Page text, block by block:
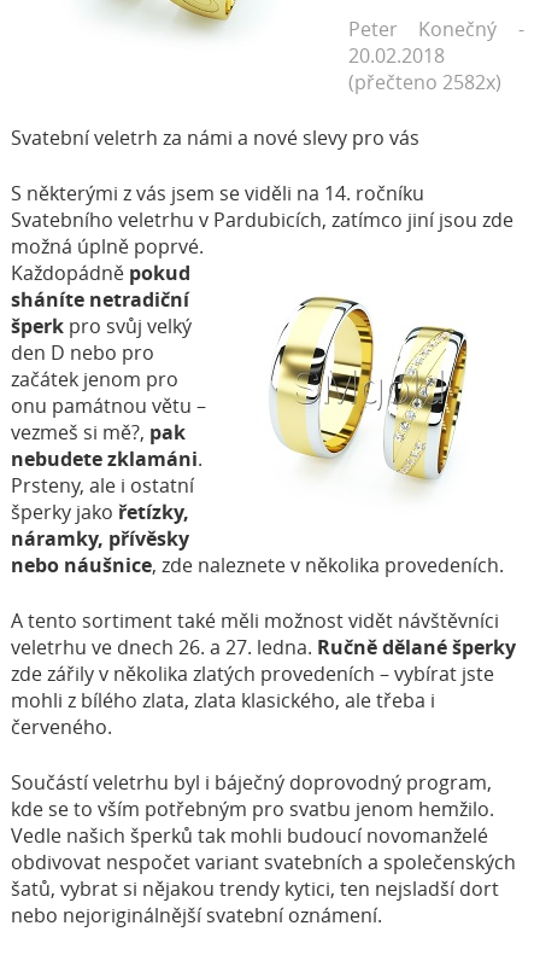
Peter Konečný -
20.02.2018
(přečteno 2582x)
Svatební veletrh za námi a nové slevy pro vás
S některými z vás jsem se viděli na 14. ročníku
Svatebního veletrhu v Pardubicích, zatímco jiní jsou zde
možná úplně poprvé.
Každopádně pokud
sháníte netradiční
šperkpro svůj velký
den D nebo pro
začátek jenom pro
onu památnou větu –
vezmeš si mě?, pak
nebudete zklamáni.
Prsteny, ale i ostatní
šperky jako řetízky,
náramky, přívěsky
nebo náušnice, zde naleznete v několika provedeních.
A tento sortiment také měli možnost vidět návštěvníci
veletrhu ve dnech 26. a 27. ledna. Ručně dělané šperky
zde zářily v několika zlatých provedeních – vybírat jste
mohli z bílého zlata, zlata klasického, ale třeba i
červeného.
Součástí veletrhu byl i báječný doprovodný program,
kde se to vším potřebným pro svatbu jenom hemžilo.
Vedle našich šperků tak mohli budoucí novomanželé
obdivovat nespočet variant svatebních a společenských
šatů, vybrat si nějakou trendy kytici, ten nejsladší dort
nebo nejoriginálnější svatební oznámení.